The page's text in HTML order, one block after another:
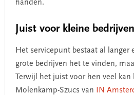
handen.
Juist voor kleine bedrijven
Het servicepunt bestaat al langer
grote bedrijven het te vinden,
Terwijl het juist voor hen veel
Molenkamp-Szucs van
IN